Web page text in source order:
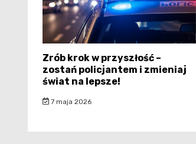
Zrób krok w przyszłość –
zostań policjantem i zmieniaj
świat na lepsze!
7 maja 2026